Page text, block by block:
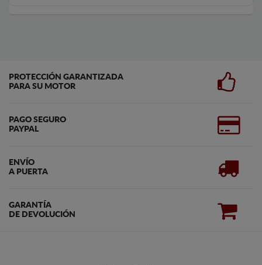
PROTECCIÓN GARANTIZADA
PARA SU MOTOR
PAGO SEGURO
PAYPAL
ENVÍO
A PUERTA
GARANTÍA
DE DEVOLUCIÓN